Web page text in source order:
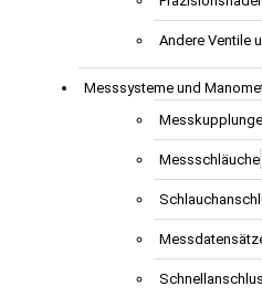
Andere Ventile
Messsysteme und
Messschläuche